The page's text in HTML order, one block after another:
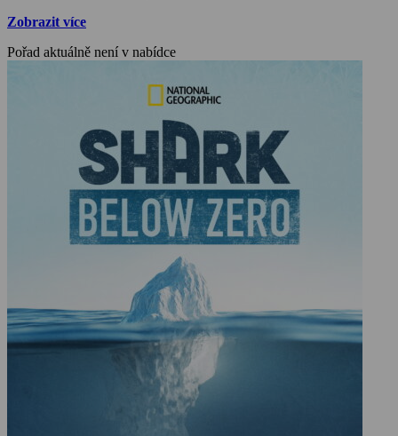
Zobrazit více
Pořad aktuálně není v nabídce